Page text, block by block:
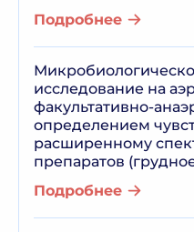
Подробнее
исследование на
факультативно-
определением
расширенному
препаратов
Подробнее